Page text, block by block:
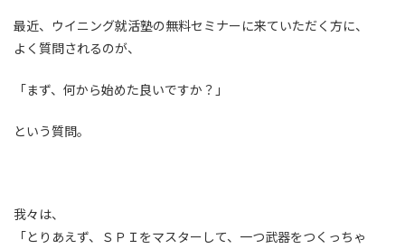
最近、ウイニング就活塾の無料セミナーに来ていただく方に、
よく質問されるのが、
「まず、何から始めた良いですか？」
という質問。
我々は、
「とりあえず、ＳＰＩをマスターして、一つ武器をつくっちゃ